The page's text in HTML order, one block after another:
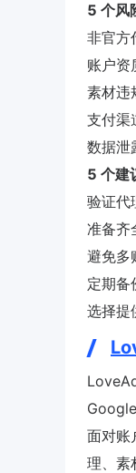
5 个风
非官方
账户资
素材违
支付渠
数据泄
5 个建
验证
准备齐
避免多
定期备
选择提
面对账
理、素